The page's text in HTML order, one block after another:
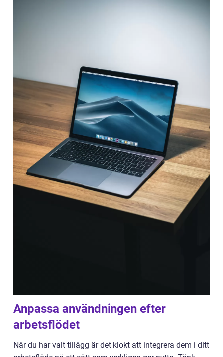
Anpassa användningen efter
arbetsflödet
När du har valt tillägg är det klokt att integrera dem i ditt